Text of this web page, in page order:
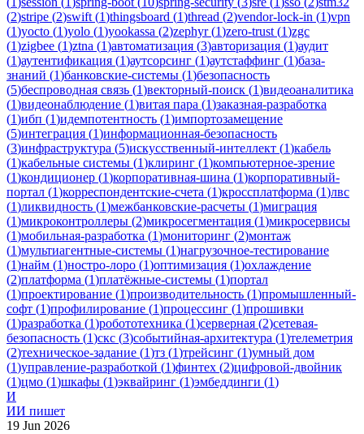
(2)stripe (2)swift (1)thingsboard (1)thread (2)vendor-lock-in (1)vpn
(1)yocto (1)yolo (1)yookassa (2)zephyr(1)zero-trust (1)zgc
(1)zigbee (1)ztna (1)автоматизация (3)авторизация (1)аудит
(1)аутентификация (1)аутсорсинг (1)аутстаффинг (1)база-
знаний (1)банковские-системы (1)безопасность
(5)беспроводная связь (1)векторный-поиск (1)видеоаналитика
(1)видеонаблюдение (1)витая пара (1)заказная-разработка
(1)ибп (1)идемпотентность (1)импортозамещение
(5)интеграция (1)информационная-безопасность
(3)инфраструктура (5)искусственный-интеллект (1)кабель
(1)кабельные системы (1)клиринг (1)компьютерное-зрение
(1)кондиционер (1)корпоративная-шина (1)корпоративный-
портал (1)корреспондентские-счета (1)кроссплатформа (1)лвс
(1)ликвидность (1)межбанковские-расчеты (1)миграция
(1)микроконтроллеры (2)микросегментация (1)микросервисы
(1)мобильная-разработка (1)мониторинг (2)монтаж
(1)мультиагентные-системы (1)нагрузочное-тестирование
(1)найм (1)ностро-лоро (1)оптимизация (1)охлаждение
(2)платформа (1)платёжные-системы (1)портал
(1)проектирование (1)производительность (1)промышленный-
софт (1)профилирование (1)процессинг (1)прошивки
(1)разработка (1)робототехника (1)серверная (2)сетевая-
безопасность (1)скс (3)событийная-архитектура (1)телеметрия
(2)техническое-задание (1)тз (1)трейсинг (1)умный дом
(1)управление-разработкой (1)финтех (2)цифровой-двойник
(1)цмо (1)шкафы (1)эквайринг (1)эмбеддинги (1)
И
ИИ пишет
19 Jun 2026